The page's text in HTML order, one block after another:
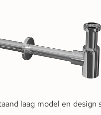
laag model en design